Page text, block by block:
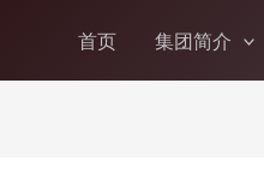
首页 集团简介